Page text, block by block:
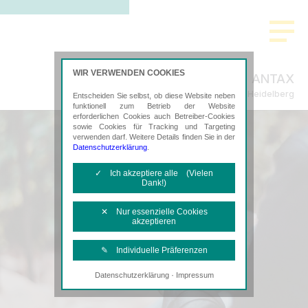
ANTAX
Steuerberatung in Heidelberg
WIR VERWENDEN COOKIES
Entscheiden Sie selbst, ob diese Website neben
funktionell zum Betrieb der Website
erforderlichen Cookies auch Betreiber-Cookies
sowie Cookies für Tracking und Targeting
verwenden darf. Weitere Details finden Sie in der
Datenschutzerklärung
✓ Ich akzeptiere alle (Vielen
Dank!)
✕ Nur essenzielle Cookies
akzeptieren
✎ Individuelle Präferenzen
Notwendige Cookies
Diese Cookies sind erforderlich, um die
Datenschutzerklärung· Impressum